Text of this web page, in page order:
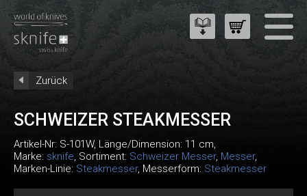
Zurück
SCHWEIZER STEAKMESSER
Artikel-Nr: S-101W, Länge/Dimension: 11 cm,
Marke: sknife, Sortiment: Schweizer Messer, Messer,
Marken-Linie: Steakmesser, Messerform: Steakmesser